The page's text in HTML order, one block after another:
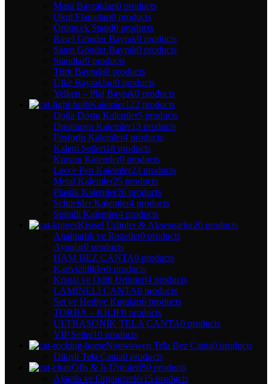
Masa Bayrakları0 products
Okul Flamaları0 products
Örümcek Stand0 products
Raşel Gönder Bayrak0 products
Saten Gönder Bayrak0 products
Standlar0 products
Türk Bayrağı0 products
Ülke Bayrakları0 products
Yelken – Plaj Bayrak0 products
Kalemler122 products
Doğa Dostu Kalemler5 products
Dreampen Kalemler13 products
Fosforlu Kalemler4 products
Kalem Setleri18 products
Kurşun Kalemler0 products
Lecce Pen Kalemler23 products
Metal Kalemler25 products
Plastik Kalemler26 products
Schneider Kalemler4 products
Spiralli Kalemler4 products
Kişisel Ürünler & Aksesuarlar20 products
Anahtarlık ve Rozetler0 products
Aynalar0 products
HAM BEZ ÇANTA0 products
Kartvizitlikler0 products
Kristal ve Ödül Ürünleri4 products
LAMİNELİ ÇANTA0 products
Set ve Hediye Kutuları6 products
TORBA – KILIF0 products
ULTRASONİK TELA ÇANTA0 products
VIP Setler10 products
Nonwowen Tela Bez Çanta0 products
Dikişli Tela Çanta0 products
Ofis & İş Ürünleri50 products
Ajanda ve Organizerler15 products